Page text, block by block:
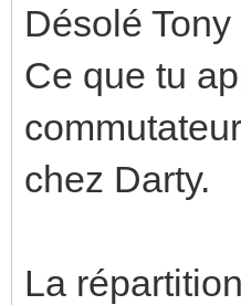
Désolé
Ce que tu
chez Darty.
La